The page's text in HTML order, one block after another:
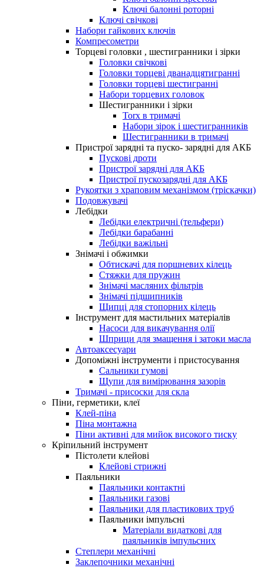
Ключі балонні роторні
Ключі свічкові
Набори гайкових ключів
Компресометри
Торцеві головки , шестигранники і зірки
Головки свічкові
Головки торцеві дванадцятигранні
Головки торцеві шестигранні
Набори торцевих головок
Шестигранники і зірки
Torx в тримачі
Набори зірок і шестигранників
Шестигранники в тримачі
Пристрої зарядні та пуско- зарядні для АКБ
Пускові дроти
Пристрої зарядні для АКБ
Пристрої пускозарядні для АКБ
Рукоятки з храповим механізмом (тріскачки)
Подовжувачі
Лебідки
Лебідки електричні (тельфери)
Лебідки барабанні
Лебідки важільні
Знімачі і обжимки
Обтискачі для поршневих кілець
Стяжки для пружин
Знімачі масляних фільтрів
Знімачі підшипників
Щипці для стопорних кілець
Інструмент для мастильних матеріалів
Насоси для викачування олії
Шприци для змащення і затоки масла
Автоаксесуари
Допоміжні інструменти і пристосування
Сальники гумові
Щупи для вимірювання зазорів
Тримачі - присоски для скла
Піни, герметики, клеї
Клей-піна
Піна монтажна
Піни активні для мийок високого тиску
Кріпильний інструмент
Пістолети клейові
Клейові стрижні
Паяльники
Паяльники контактні
Паяльники газові
Паяльники для пластикових труб
Паяльники імпульсні
Матеріали видаткові для
паяльників імпульсних
Степлери механічні
Заклепочники механічні